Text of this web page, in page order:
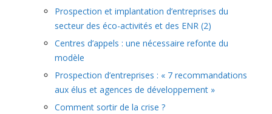
Prospection et implantation d’entreprises du
secteur des éco-activités et des ENR (2)
Centres d’appels : une nécessaire refonte du
modèle
Prospection d’entreprises : « 7 recommandations
aux élus et agences de développement »
Comment sortir de la crise ?